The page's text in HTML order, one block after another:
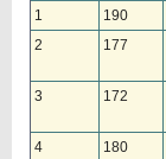
1
190
2
177
3 172
4 180